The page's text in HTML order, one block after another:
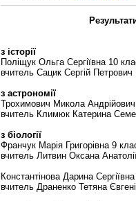
з історії
Поліщук Ольга Сергіївна 10
вчитель Сацик Сергій Петрович
з астрономії
Трохимович Микола
вчитель Климюк Катерина
з біології
Франчук Марія Григорівна 9
вчитель Литвин Оксана
Константінова Дарина
вчитель Драненко Тетяна